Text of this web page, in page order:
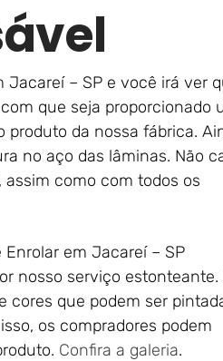
Jacareí – SP e você irá ver
que seja proporcionado
da nossa fábrica.
no aço das lâminas. Não
como com todos os
em Jacareí – SP
nosso serviço estonteante.
cores que podem ser
os compradores podem
Confira a galeria.